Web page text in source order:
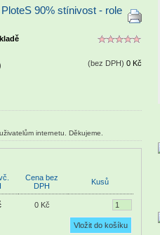
90% stínivost - role
(bez DPH) 0 Kč
internetu. Děkujeme.
Cena bez
DPH
Kusů
0 Kč